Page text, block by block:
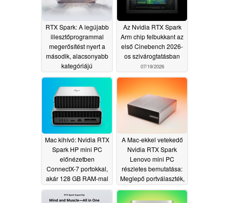
RTX Spark: A legújabb
illesztőprogrammal
megerősítést nyert a
második, alacsonyabb
kategóriájú
07/22/2026
Az Nvidia RTX Spark
Arm chip felbukkant az
első Cinebench 2026-
os szivárogtatásban
07/19/2026
Mac kihívó: Nvidia RTX
Spark HP mini PC
előnézetben
ConnectX-7 portokkal,
akár 128 GB RAM-mal
06/08/2026
A Mac-ekkel vetekedő
Nvidia RTX Spark
Lenovo mini PC
részletes bemutatása:
Meglepő portválaszték,
06/08/2026